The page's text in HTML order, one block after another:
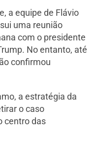
a equipe de Flávio
uma reunião
com o presidente
No entanto, até
confirmou
a estratégia da
o caso
centro das